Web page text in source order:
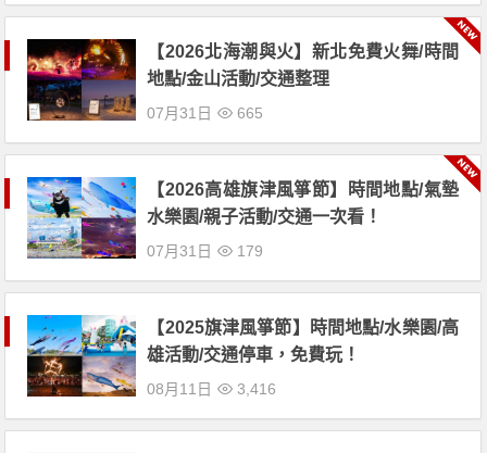
【2026北海潮與火】新北免費火舞/時間
地點/金山活動/交通整理
07月31日 665
【2026高雄旗津風箏節】時間地點/氣墊
水樂園/親子活動/交通一次看！
07月31日 179
【2025旗津風箏節】時間地點/水樂園/高
雄活動/交通停車，免費玩！
08月11日 3,416